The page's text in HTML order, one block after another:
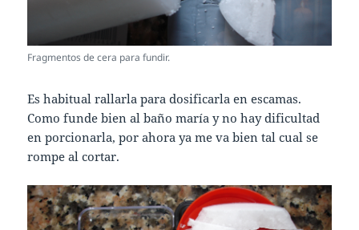
Fragmentos de cera para fundir.
Es habitual rallarla para dosificarla en escamas.
Como funde bien al baño maría y no hay dificultad
en porcionarla, por ahora ya me va bien tal cual se
rompe al cortar.